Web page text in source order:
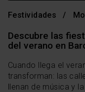
funcionamiento de
no puedes empezar
nuestraPolítica de
podrás modificar tu
la opción “Gestor
menú de la parte
Festividades
Descubre las
del verano en
Cuando llega el
transforman: las
llenan de música y